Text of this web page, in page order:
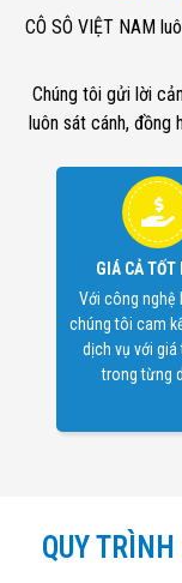
CÔ SÔ VIỆT NAM
Chúng tôi gửi lời
luôn sát cánh, đồng
GIÁ CẢ TỐT
Với công nghệ
chúng tôi cam
dịch vụ với
trong từng
QUY